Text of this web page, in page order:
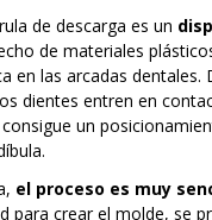
de descarga es un
de materiales
en las arcadas dentales.
dientes entren en
un
el proceso es muy
para crear el molde, se